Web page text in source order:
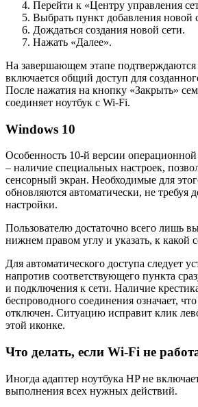
Перейти к «Центру управления
Выбрать пункт добавления новой
Дождаться создания новой сети.
Нажать «Далее».
На завершающем этапе подтверждаются
включается общий доступ для
После нажатия на кнопку «Закрыть»
соединяет ноутбук с Wi-Fi.
Windows 10
Особенность 10-й версии
– наличие специальных настроек,
сенсорный экран. Необходимые для
обновляются автоматически, не требуя
настройки.
Пользователю достаточно всего лишь
нижнем правом углу и указать, к какой
Для автоматического доступа следует
напротив соответствующего пункта
и подключения к сети. Наличие
беспроводного соединения означает,
отключен. Ситуацию исправит клик
этой иконке.
Что делать, если Wi-Fi не
Иногда адаптер ноутбука HP не
выполнения всех нужных действий.